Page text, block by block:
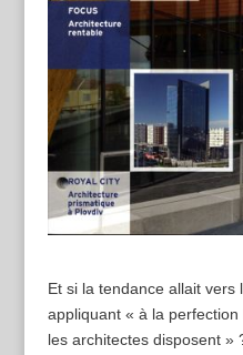
Et si la tendance allait vers
appliquant « à la
les architectes disposent »